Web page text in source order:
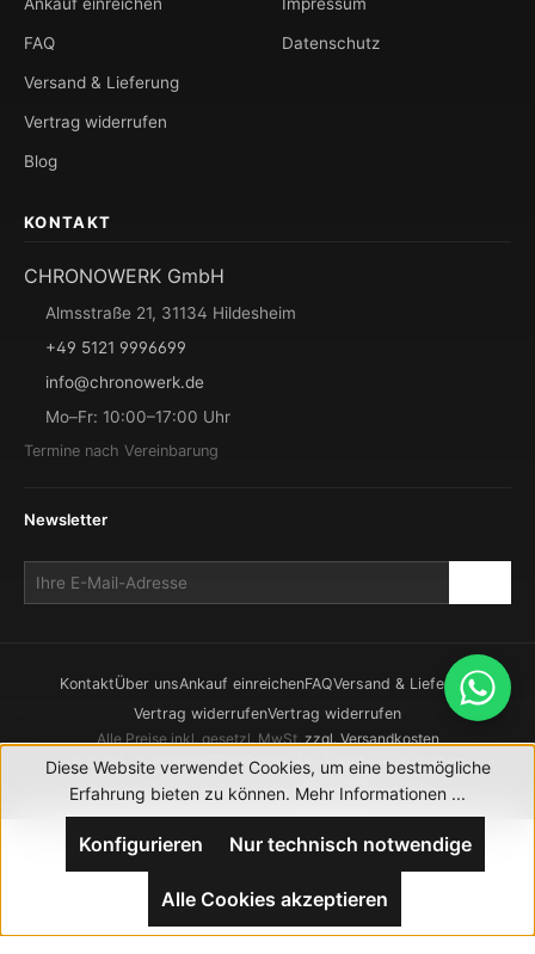
Ankauf einreichen
FAQ
Versand & Lieferung
Vertrag widerrufen
Blog
Impressum
Datenschutz
KONTAKT
CHRONOWERK GmbH
Almsstraße 21, 31134 Hildesheim
+49 5121 9996699
info@chronowerk.de
Mo–Fr: 10:00–17:00 Uhr
Termine nach Vereinbarung
Newsletter
KontaktÜber unsAnkauf einreichenFAQVersand & Lieferung
Vertrag widerrufenVertrag widerrufen
Alle Preise inkl. gesetzl. MwSt.zzgl. Versandkosten
© 2026 CHRONOWERK GmbH. Alle Rechte vorbehalten.
Realisierung durch XICTRON
Diese Website verwendet Cookies, um eine bestmögliche
Erfahrung bieten zu können. Mehr Informationen ...
Nur technisch notwendige
Konfigurieren
Alle Cookies akzeptieren